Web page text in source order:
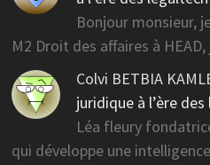
Bonjour monsieur,
M2 Droit des affaires à
Colvi BETBIA
juridique à l’ère
Léa fleury
qui développe une